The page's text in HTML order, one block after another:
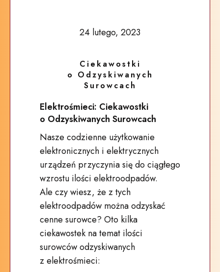
24 lutego, 2023
Ciekawostki
o Odzyskiwanych
Surowcach
Elektrośmieci: Ciekawostki
o Odzyskiwanych Surowcach
Nasze codzienne użytkowanie
elektronicznych i elektrycznych
urządzeń przyczynia się do ciągłego
wzrostu ilości elektroodpadów.
Ale czy wiesz, że z tych
elektroodpadów można odzyskać
cenne surowce? Oto kilka
ciekawostek na temat ilości
surowców odzyskiwanych
z elektrośmieci: